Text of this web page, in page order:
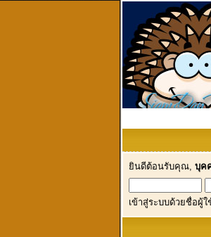
ยินดีต้อนรับคุณ, บุค
เข้าสู่ระบบด้วยชื่อผู้